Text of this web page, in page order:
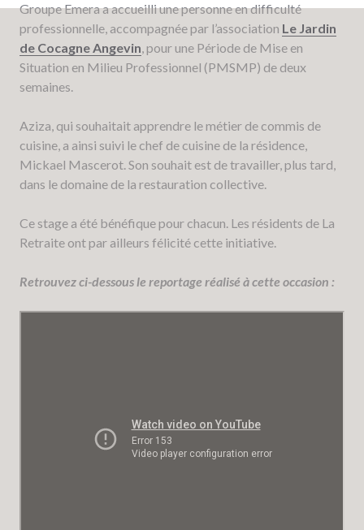
Groupe Emera a accueilli une personne en difficulté
professionnelle, accompagnée par l’association Le Jardin
de Cocagne Angevin, pour une Période de Mise en
Situation en Milieu Professionnel (PMSMP) de deux
semaines.
Aziza, qui souhaitait apprendre le métier de commis de
cuisine, a ainsi suivi le chef de cuisine de la résidence,
Mickael Mascerot. Son souhait est de travailler, plus tard,
dans le domaine de la restauration collective.
Ce stage a été bénéfique pour chacun. Les résidents de La
Retraite ont par ailleurs félicité cette initiative.
Retrouvez ci-dessous le reportage réalisé à cette occasion :